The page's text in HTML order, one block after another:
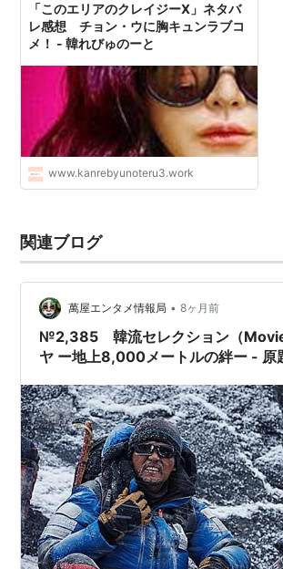
「このエリアのクレイジーX」ネタバ
レ感想 チョン・ウに胸キュンラブコ
メ！ - 韓れびゅのーと
www.kanrebyunoteru3.work
関連ブログ
萬屋エンタメ情報局 • 8ヶ月前
№2,385 韓流セレクション（Movie
ヤ ー地上8,000メートルの絆ー - 原